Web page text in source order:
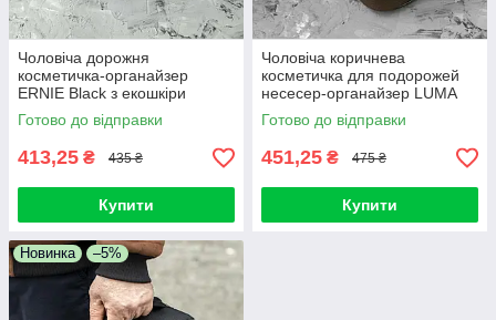
Чоловіча дорожня
косметичка-органайзер
ERNIE Black з екошкіри
несесер для подорожей
Готово до відправки
413,25 ₴ 435 ₴
Купити
Чоловіча коричнева
косметичка для подорожей
несесер-органайзер LUMA
Brown з екошкіри Унісекс
Готово до відправки
451,25 ₴ 475 ₴
Купити
Новинка –5%